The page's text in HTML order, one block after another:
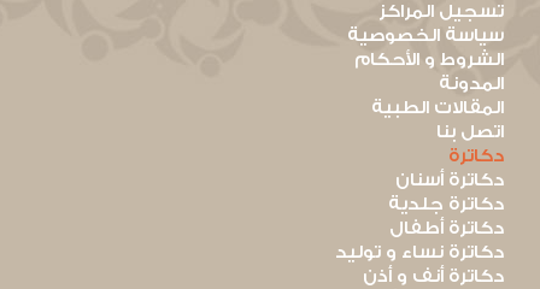
تسجيل المراكز
سياسة الخصوصية
الشروط و الأحكام
المدونة
المقالات الطبية
اتصل بنا
دكاترة
دكاترة أسنان
دكاترة جلدية
دكاترة أطفال
دكاترة نساء و توليد
دكاترة أنف و أذن